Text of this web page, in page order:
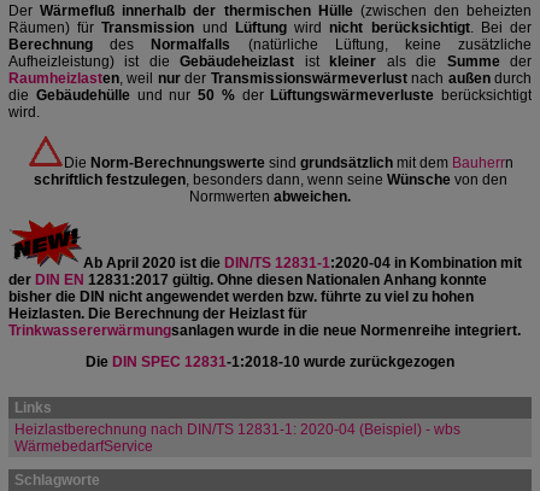
DerWärmefluß innerhalb der thermischen Hülle(zwischen den beheizten
Räumen) fürTransmission und Lüftungwird nicht berücksichtigt. Bei der
Berechnung des Normalfalls (natürliche Lüftung, keine zusätzliche
Aufheizleistung) ist dieGebäudeheizlast ist kleiner als die Summeder
Raumheizlasten, weil nurder Transmissionswärmeverlustnach außendurch
die Gebäudehülleund nur 50 %der Lüftungswärmeverluste berücksichtigt
wird.
Die Norm-Berechnungswertesind grundsätzlichmit dem Bauherrn
schriftlich festzulegen, besonders dann, wenn seine Wünschevon den
Normwerten abweichen.
Ab April 2020 ist die DIN/TS 12831-1:2020-04 in Kombination mit
der DIN EN 12831:2017 gültig. Ohne diesen Nationalen Anhang konnte
bisher die DIN nicht angewendet werden bzw. führte zu viel zu hohen
Heizlasten. Die Berechnung der Heizlast für
Trinkwassererwärmungsanlagen wurde in die neue Normenreihe integriert.
Die DIN SPEC 12831-1:2018-10 wurde zurückgezogen
Links
Heizlastberechnung nach DIN/TS 12831-1: 2020-04 (Beispiel) - wbs
WärmebedarfService
Schlagworte